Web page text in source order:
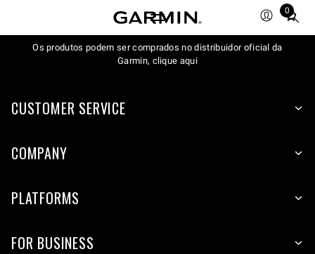
0
Total
items
in
Os produtos podem ser comprados no distribuidor oficial da
Garmin, clique aqui
CUSTOMER SERVICE
COMPANY
PLATFORMS
FOR BUSINESS